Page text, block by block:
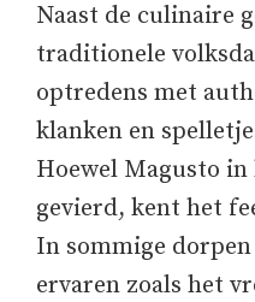
Naast de culinaire
traditionele
optredens met
klanken en
Hoewel Magusto
gevierd, kent het
In sommige
ervaren zoals het